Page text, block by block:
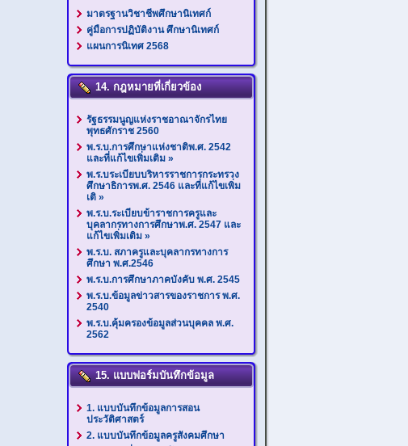
มาตรฐานวิชาชีพศึกษานิเทศก์
คู่มือการปฏิบัติงาน ศึกษานิเทศก์
แผนการนิเทศ 2568
14. กฎหมายที่เกี่ยวข้อง
รัฐธรรมนูญแห่งราชอาณาจักรไทย
พุทธศักราช 2560
พ.ร.บ.การศึกษาแห่งชาติพ.ศ. 2542
และที่แก้ไขเพิ่มเติม »
พ.ร.บระเบียบบริหารราชการกระทรวง
ศึกษาธิการพ.ศ. 2546 และที่แก้ไขเพิ่ม
เติ »
พ.ร.บ.ระเบียบข้าราชการครูและ
บุคลากรทางการศึกษาพ.ศ. 2547 และ
แก้ไขเพิ่มเติม »
พ.ร.บ. สภาครูและบุคลากรทางการ
ศึกษา พ.ศ.2546
พ.ร.บ.การศึกษาภาคบังคับ พ.ศ. 2545
พ.ร.บ.ข้อมูลข่าวสารของราชการ พ.ศ.
2540
พ.ร.บ.คุ้มครองข้อมูลส่วนบุคคล พ.ศ.
2562
15. แบบฟอร์มบันทึกข้อมูล
1. แบบบันทึกข้อมูลการสอน
ประวัติศาสตร์
2. แบบบันทึกข้อมูลครูสังคมศึกษา